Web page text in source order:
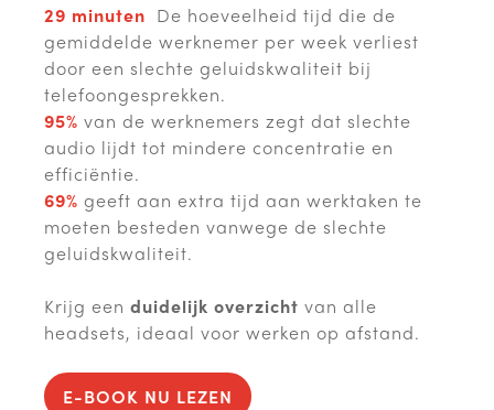
29 minuten De hoeveelheid tijd die de
gemiddelde werknemer per week verliest
door een slechte geluidskwaliteit bij
telefoongesprekken.
95% van de werknemers zegt dat slechte
audio lijdt tot mindere concentratie en
efficiëntie.
69% geeft aan extra tijd aan werktaken te
moeten besteden vanwege de slechte
geluidskwaliteit.
Krijg een duidelijk overzicht van alle
headsets, ideaal voor werken op afstand.
E-BOOK NU LEZEN